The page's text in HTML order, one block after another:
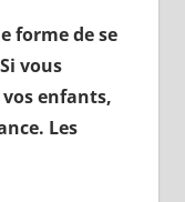
forme de se
vous
enfants,
Les